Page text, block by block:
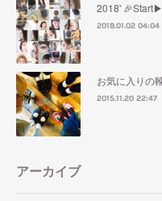
2018'
2018.01.02 04:04
お気に入りの
2015.11.20 22:47
アーカイブ